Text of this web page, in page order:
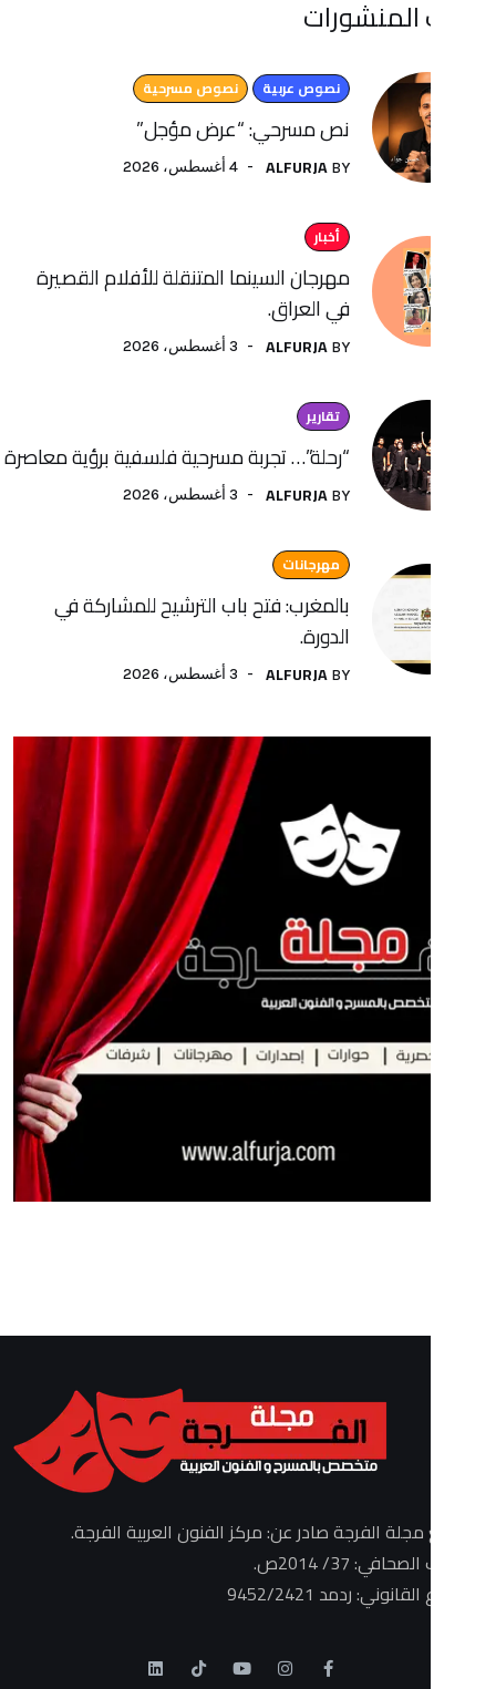
نصوص عربية نصوص مسرحية
نص مسرحي: “عرض مؤجل”
BY
ALFURJA 4 أغسطس، 2026
أخبار
مهرجان السينما المتنقلة للأفلام القصيرة
في العراق.
BY
ALFURJA 3 أغسطس، 2026
“رحلة”… تجربة مسرحية فلسفية برؤية معاصرة لفنون الأداء
BY
ALFURJA 3 أغسطس، 2026
مهرجانات
بالمغرب: فتح باب الترشيح للمشاركة في
الدورة.
BY
ALFURJA 3 أغسطس، 2026
صادر عن: مركز الفنون العربية الفرجة.
ردمد 9452/2421